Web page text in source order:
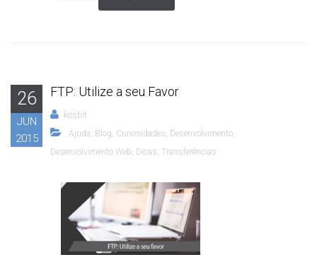
26
JUN
2015
FTP: Utilize a seu Favor
kosbit
Ajuda, Blog, Curiosidades, Desenvolvimento,
Desenvolvimento Web, Dicas, Transferências